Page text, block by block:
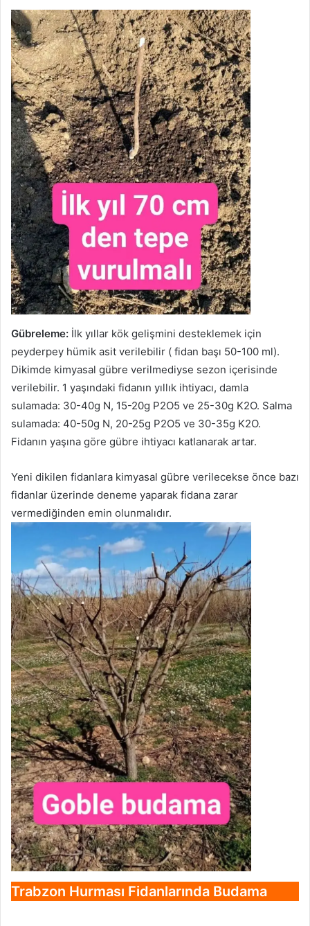
Gübreleme: İlk yıllar kök gelişmini desteklemek için
peyderpey hümik asit verilebilir ( fidan başı 50-100 ml).
Dikimde kimyasal gübre verilmediyse sezon içerisinde
verilebilir. 1 yaşındaki fidanın yıllık ihtiyacı, damla
sulamada: 30-40g N, 15-20g P2O5 ve 25-30g K2O. Salma
sulamada: 40-50g N, 20-25g P2O5 ve 30-35g K2O.
Fidanın yaşına göre gübre ihtiyacı katlanarak artar.
Yeni dikilen fidanlara kimyasal gübre verilecekse önce bazı
fidanlar üzerinde deneme yaparak fidana zarar
vermediğinden emin olunmalıdır.
Trabzon Hurması Fidanlarında Budama